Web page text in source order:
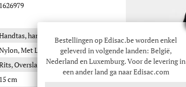
1626979
handtassen
Met Leren Afwerkingen
Overslagflap, Drukknopje
15 cm
Bestellingen op Edisac.be worden enkel
geleverd in volgende landen: België,
Nederland en Luxemburg. Voor de levering in
een ander land ga naar Edisac.com